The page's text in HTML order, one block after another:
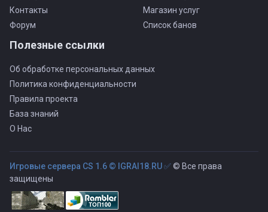
Контакты
Форум
Магазин услуг
Список банов
Полезные ссылки
Об обработке персональных данных
Политика конфиденциальности
Правила проекта
База знаний
О Нас
Игровые сервера CS 1.6 © IGRAI18.RU ✅© Все права
защищены